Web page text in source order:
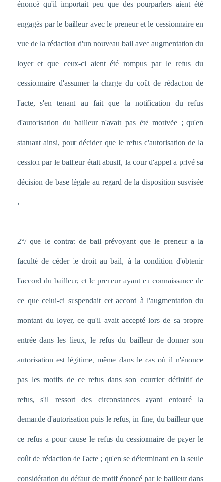
énoncé qu'il importait peu que des pourparlers aient été
engagés par le bailleur avec le preneur et le cessionnaire en
vue de la rédaction d'un nouveau bail avec augmentation du
loyer et que ceux-ci aient été rompus par le refus du
cessionnaire d'assumer la charge du coût de rédaction de
l'acte, s'en tenant au fait que la notification du refus
d'autorisation du bailleur n'avait pas été motivée ; qu'en
statuant ainsi, pour décider que le refus d'autorisation de la
cession par le bailleur était abusif, la cour d'appel a privé sa
décision de base légale au regard de la disposition susvisée
;
2°/ que le contrat de bail prévoyant que le preneur a la
faculté de céder le droit au bail, à la condition d'obtenir
l'accord du bailleur, et le preneur ayant eu connaissance de
ce que celui-ci suspendait cet accord à l'augmentation du
montant du loyer, ce qu'il avait accepté lors de sa propre
entrée dans les lieux, le refus du bailleur de donner son
autorisation est légitime, même dans le cas où il n'énonce
pas les motifs de ce refus dans son courrier définitif de
refus, s'il ressort des circonstances ayant entouré la
demande d'autorisation puis le refus, in fine, du bailleur que
ce refus a pour cause le refus du cessionnaire de payer le
coût de rédaction de l'acte ; qu'en se déterminant en la seule
considération du défaut de motif énoncé par le bailleur dans